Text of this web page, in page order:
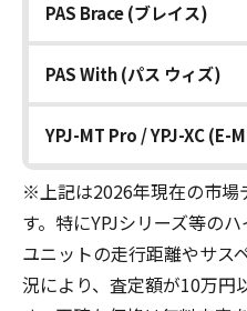
PAS Brace (ブレイス)
PAS With (パス ウィズ)
YPJ-MT Pro / YPJ-XC (E-
※上記は2026年現在の市場
す。特にYPJシリーズ等の
ユニットの走行距離やサス
況により、査定額が10万円